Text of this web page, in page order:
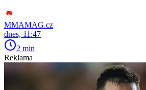
MMAMAG.cz
dnes, 11:47
2 min
Reklama